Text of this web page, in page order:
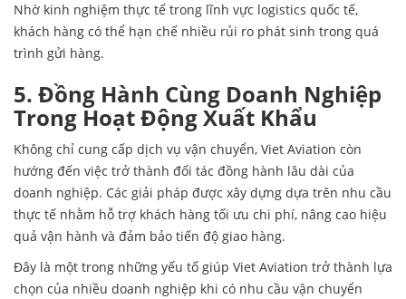
Nhờ kinh nghiệm thực tế trong lĩnh vực logistics quốc tế,
khách hàng có thể hạn chế nhiều rủi ro phát sinh trong quá
trình gửi hàng.
5. Đồng Hành Cùng Doanh Nghiệp
Trong Hoạt Động Xuất Khẩu
Không chỉ cung cấp dịch vụ vận chuyển, Viet Aviation còn
hướng đến việc trở thành đối tác đồng hành lâu dài của
doanh nghiệp. Các giải pháp được xây dựng dựa trên nhu cầu
thực tế nhằm hỗ trợ khách hàng tối ưu chi phí, nâng cao hiệu
quả vận hành và đảm bảo tiến độ giao hàng.
Đây là một trong những yếu tố giúp Viet Aviation trở thành lựa
chọn của nhiều doanh nghiệp khi có nhu cầu vận chuyển